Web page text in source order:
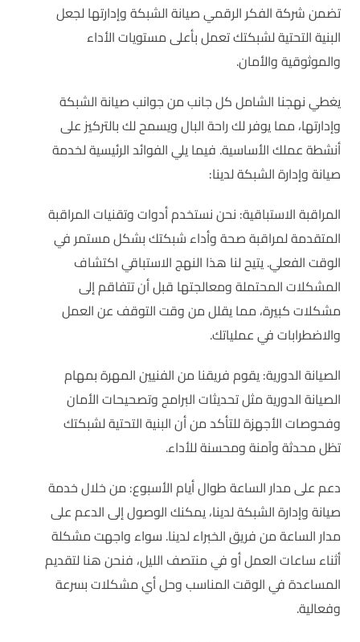
تضمن شركة الفكر الرقمي صيانة الشبكة وإدارتها لجعل
البنية التحتية لشبكتك تعمل بأعلى مستويات الأداء
والموثوقية والأمان.
يغطي نهجنا الشامل كل جانب من جوانب صيانة الشبكة
وإدارتها، مما يوفر لك راحة البال ويسمح لك بالتركيز على
أنشطة عملك الأساسية. فيما يلي الفوائد الرئيسية لخدمة
صيانة وإدارة الشبكة لدينا:
المراقبة الاستباقية: نحن نستخدم أدوات وتقنيات المراقبة
المتقدمة لمراقبة صحة وأداء شبكتك بشكل مستمر في
الوقت الفعلي. يتيح لنا هذا النهج الاستباقي اكتشاف
المشكلات المحتملة ومعالجتها قبل أن تتفاقم إلى
مشكلات كبيرة، مما يقلل من وقت التوقف عن العمل
والاضطرابات في عملياتك.
الصيانة الدورية: يقوم فريقنا من الفنيين المهرة بمهام
الصيانة الدورية مثل تحديثات البرامج وتصحيحات الأمان
وفحوصات الأجهزة للتأكد من أن البنية التحتية لشبكتك
تظل محدثة وآمنة ومحسنة للأداء.
دعم على مدار الساعة طوال أيام الأسبوع: من خلال خدمة
صيانة وإدارة الشبكة لدينا، يمكنك الوصول إلى الدعم على
مدار الساعة من فريق الخبراء لدينا. سواء واجهت مشكلة
أثناء ساعات العمل أو في منتصف الليل، فنحن هنا لتقديم
المساعدة في الوقت المناسب وحل أي مشكلات بسرعة
وفعالية.